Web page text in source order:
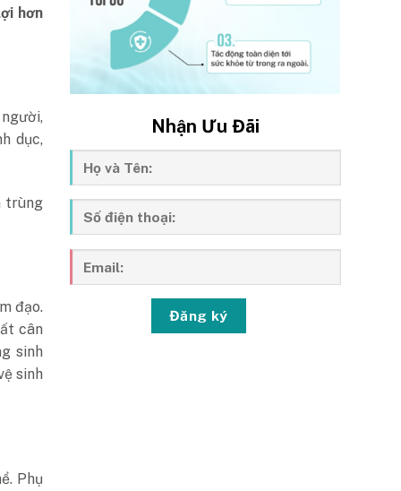
hơn
dục,
trùng
đạo.
cân
sinh
sinh
Phụ
Nhận Ưu Đãi
Đăng ký